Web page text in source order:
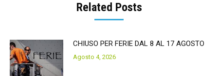
Related Posts
CHIUSO PER FERIE DAL 8 AL 17 AGOSTO
Agosto 4, 2026